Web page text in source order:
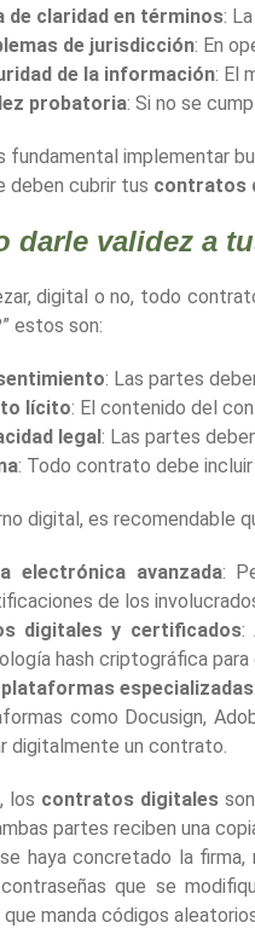
de claridad en términos:
de jurisdicción: En
de la información: El
probatoria: Si no se
fundamental implementar
deben cubrir tus contratos
darle validez a
digital o no, todo
estos son:
: Las partes
lícito: El contenido del
legal: Las partes
: Todo contrato debe
digital, es recomendable
electrónica avanzada:
de los
digitales y certificados:
hash criptográfica
especializadas
como Docusign,
digitalmente un contrato.
los contratos digitales
partes reciben una
haya concretado la
que se
manda códigos